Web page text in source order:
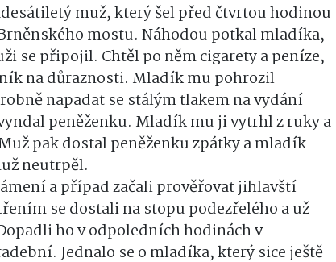
muž, který šel před čtvrtou hodinou
mostu. Náhodou potkal mladíka,
se připojil. Chtěl po něm cigarety a peníze,
na důraznosti. Mladík mu pohrozil
napadat se stálým tlakem na vydání
peněženku. Mladík mu ji vytrhl z ruky a
pak dostal peněženku zpátky a mladík
neutrpěl.
a případ začali prověřovat jihlavští
se dostali na stopu podezřelého a už
ho v odpoledních hodinách v
Jednalo se o mladíka, který sice ještě